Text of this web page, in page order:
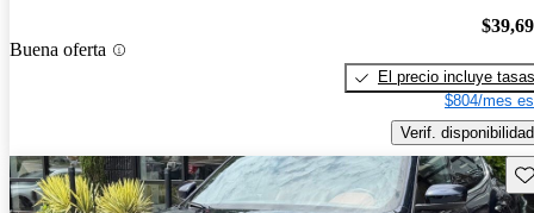
Buena oferta
El precio incluye tasas
$804/mes
Verif. disponibilidad